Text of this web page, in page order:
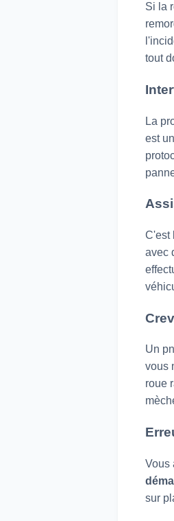
Si la
tout
La
est
C'est
avec
Un
vous
roue
Vous
sur